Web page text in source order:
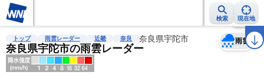
検索 現在地
雨雲レーダー 台風情報 地震情報 警報・注意報 2週間天気 ラ
トップ 雨雲レーダー 近畿 奈良 奈良県宇陀市
奈良県宇陀市の雨雲レーダー
雨雲
天気 台風